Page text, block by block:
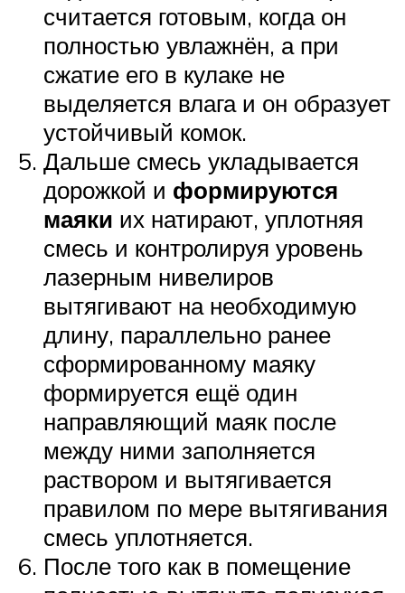
считается готовым, когда он
полностью увлажнён, а при
сжатие его в кулаке не
выделяется влага и он образует
устойчивый комок.
Дальше смесь укладывается
дорожкой и формируются
маяки их натирают, уплотняя
смесь и контролируя уровень
лазерным нивелиров
вытягивают на необходимую
длину, параллельно ранее
сформированному маяку
формируется ещё один
направляющий маяк после
между ними заполняется
раствором и вытягивается
правилом по мере вытягивания
смесь уплотняется.
После того как в помещение